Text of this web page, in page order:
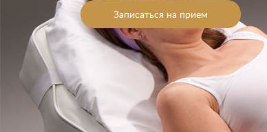
Записаться на прием